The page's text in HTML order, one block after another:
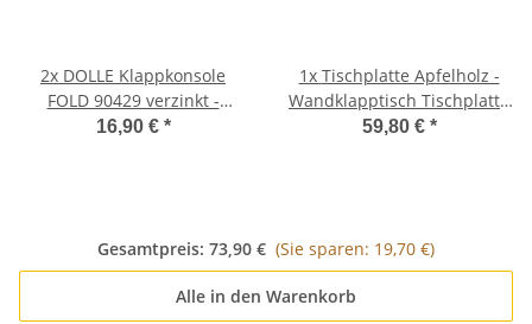
2x DOLLE Klappkonsole
FOLD 90429 verzinkt -
Klappenaussteller -
16,90 € *
1x Tischplatte Apfelholz -
Wandklapptisch Tischplatte
Platte Holzplatte B45 x T35
59,80 € *
Gesamtpreis: 73,90 € (Sie sparen: 19,70 €)
Alle in den Warenkorb